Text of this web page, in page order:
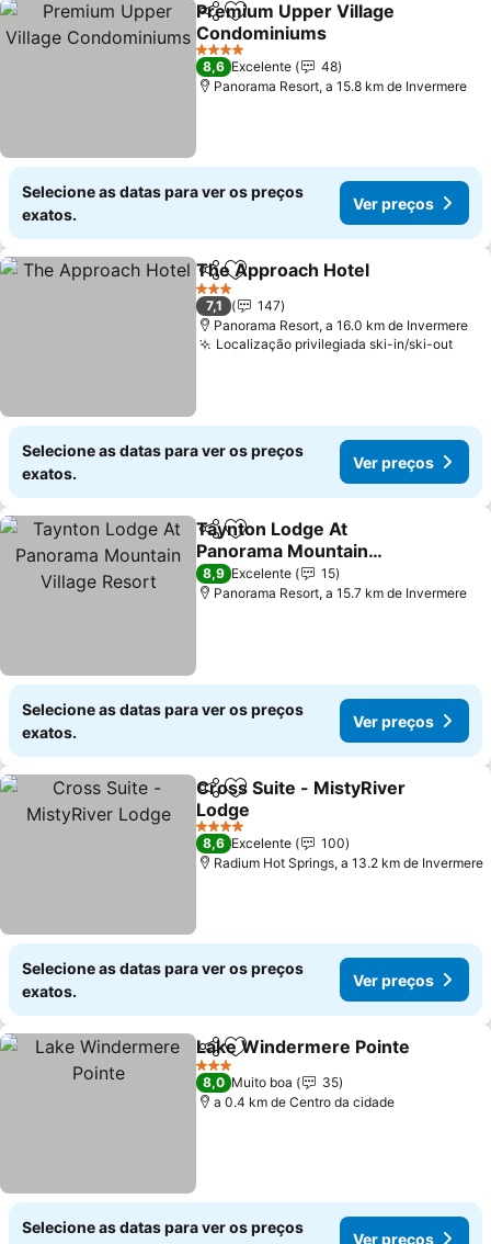
PartilharAdicionar aos favoritos
Premium Upper Village
Condominiums
Ver preços
4 Estrelas
8,6 Excelente
48
Panorama Resort, a 15.8 km de Invermere
Selecione as datas para ver os preços
exatos.
Ver preços
PartilharAdicionar aos favoritos
The Approach Hotel
3 Estrelas
7,1
147
Panorama Resort, a 16.0 km de Invermere
Localização privilegiada ski-in/ski-outVer
Selecione as datas para ver os preços
exatos.
Ver preços
PartilharAdicionar aos favoritos
Taynton Lodge At
Panorama Mountain
Village Resort
Ver preços
8,9 Excelente
15
Panorama Resort, a 15.7 km de Invermere
Selecione as datas para ver os preços
exatos.
Ver preços
PartilharAdicionar aos favoritos
Cross Suite - MistyRiver
Lodge
Ver preços
4 Estrelas
8,6 Excelente
100
Radium Hot Springs, a 13.2 km de Invermere
Selecione as datas para ver os preços
exatos.
Ver preços
PartilharAdicionar aos favoritos
Lake Windermere Pointe
3 Estrelas
8,0 Muito boa
35
a 0.4 km de Centro da cidade
Selecione as datas para ver os preços
Ver preços